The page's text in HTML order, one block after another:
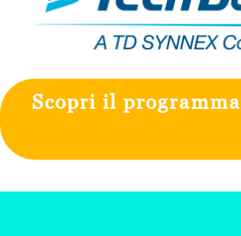
Scopri il